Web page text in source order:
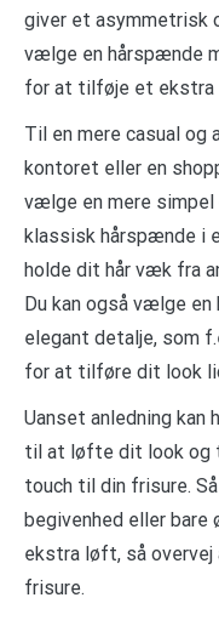
giver et asymmetrisk
vælge en hårspænde
for at tilføje et ekstra
Til en mere casual og
kontoret eller en
vælge en mere simpel
klassisk hårspænde i
holde dit hår væk fra
Du kan også vælge
elegant detalje, som
for at tilføre dit look
Uanset anledning
til at løfte dit look og
touch til din frisure.
begivenhed eller
ekstra løft, så
frisure.